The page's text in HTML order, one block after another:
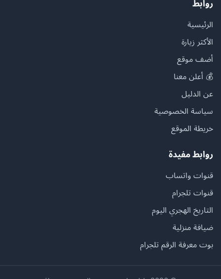
روابط
الرئيسية
الأكثر زيارة
أضف موقع
💰 أعلن معنا
عن الدليل
سياسة الخصوصية
خريطة الموقع
روابط مفيدة
قنوات واتساب
قنوات تلجرام
التاريخ الهجري اليوم
ضيافة منزلية
بوت معرفة الرقم تلجرام